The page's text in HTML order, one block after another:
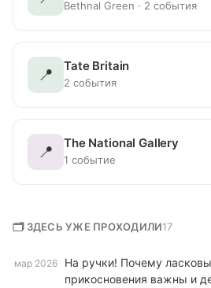
Bethnal Green · 2 события
📍 Tate Britain
2 события
📍 The National Gallery
1 событие
🗂 ЗДЕСЬ УЖЕ ПРОХОДИЛИ17
мар 2026
На ручки! Почему
прикосновения важны и